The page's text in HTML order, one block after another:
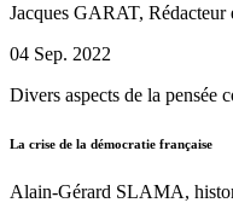
Jacques GARAT,
04 Sep. 2022
Divers aspects de la pensée
La crise de la démocratie française
Alain-Gérard SLAMA,